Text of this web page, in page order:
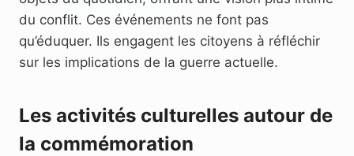
du conflit. Ces événements ne font pas
qu’éduquer. Ils engagent les citoyens à réfléchir
sur les implications de la guerre actuelle.
Les activités culturelles autour de
la commémoration